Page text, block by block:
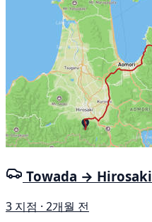
Towada → Hirosaki
3 지점 · 2개월 전